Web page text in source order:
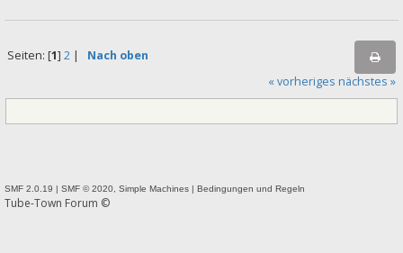
Seiten: [1] 2| Nach oben
« vorheriges nächstes »
SMF 2.0.19 | SMF © 2020, Simple Machines | Bedingungen und Regeln
Tube-Town Forum ©